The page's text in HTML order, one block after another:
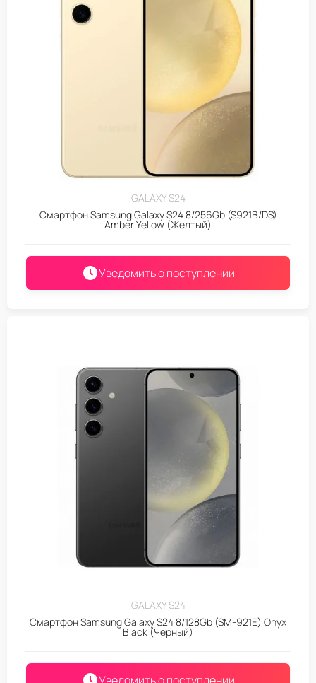
GALAXY S24
Смартфон Samsung Galaxy S24 8/256Gb (S921B/DS)
Amber Yellow (Желтый)
Уведомить о поступлении
GALAXY S24
Смартфон Samsung Galaxy S24 8/128Gb (SM-921E) Onyx
Black (Черный)